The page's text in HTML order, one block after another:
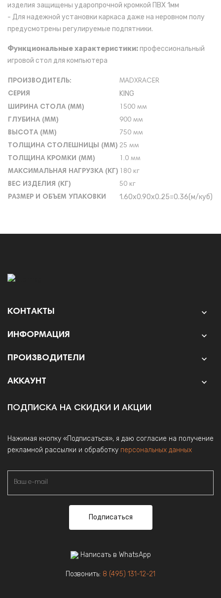
изделия защищены ударопрочной кромкой ПВХ 1мм
- Для надежной установки каркаса даже на неровном полу
предусмотрены регулируемые подпятники.
Функциональные характеристики:профессиональный
игровой стол для компьютера
ПРОИЗВОДИТЕЛЬ:
MADXRACER
СЕРИЯ
KING
ШИРИНА СТОЛА (ММ)
1500 мм
ГЛУБИНА (ММ)
900 мм
ВЫСОТА (ММ)
750 мм
ТОЛЩИНА СТОЛЕШНИЦЫ (ММ) 25 мм
ТОЛЩИНА КРОМКИ (ММ)
1.0 мм
МАКСИМАЛЬНАЯ НАГРУЗКА (КГ) 180 кг
ВЕС ИЗДЕЛИЯ (КГ)
50 кг
РАЗМЕР И ОБЪЕМ УПАКОВКИ
1.60х0.90х0.25=0.36(м/куб)
КОНТАКТЫ 
ИНФОРМАЦИЯ 
ПРОИЗВОДИТЕЛИ 
АККАУНТ 
ПОДПИСКА НА СКИДКИ И АКЦИИ
Нажимая кнопку «Подписаться», я даю согласие на получение
рекламной рассылки и обработку персональных данных
Подписаться
Написать в WhatsApp
Позвонить: 8 (495) 131-12-21